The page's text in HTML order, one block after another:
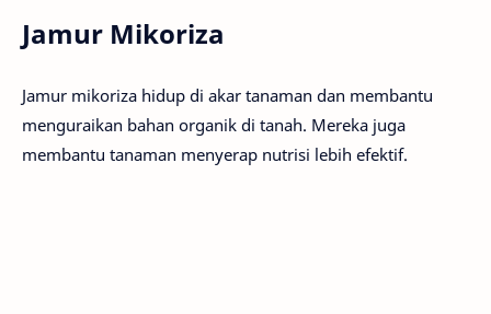
Jamur Mikoriza
Jamur mikoriza hidup di akar tanaman dan membantu
menguraikan bahan organik di tanah. Mereka juga
membantu tanaman menyerap nutrisi lebih efektif.